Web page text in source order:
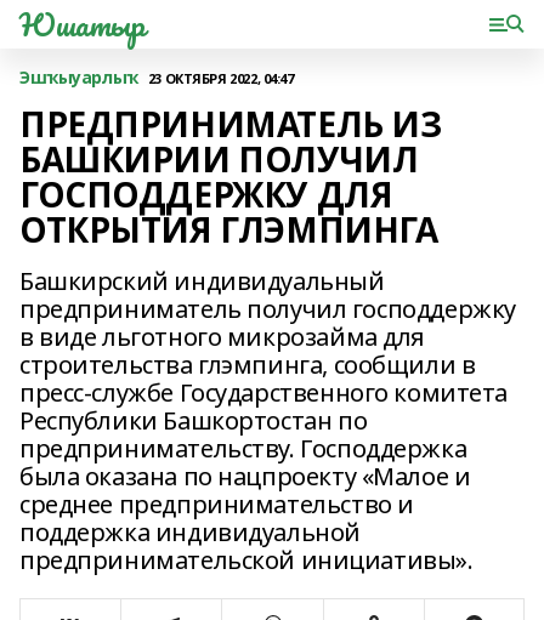
Юшатыр
Эшҡыуарлыҡ 23 ОКТЯБРЯ 2022, 04:47
ПРЕДПРИНИМАТЕЛЬ ИЗ
БАШКИРИИ ПОЛУЧИЛ
ГОСПОДДЕРЖКУ ДЛЯ
ОТКРЫТИЯ ГЛЭМПИНГА
Башкирский индивидуальный
предприниматель получил господдержку
в виде льготного микрозайма для
строительства глэмпинга, сообщили в
пресс-службе Государственного комитета
Республики Башкортостан по
предпринимательству. Господдержка
была оказана по нацпроекту «Малое и
среднее предпринимательство и
поддержка индивидуальной
предпринимательской инициативы».